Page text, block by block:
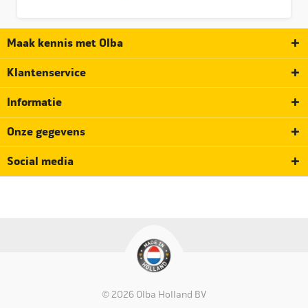
Maak kennis met Olba
Klantenservice
Informatie
Onze gegevens
Social media
© 2026 Olba Holland BV